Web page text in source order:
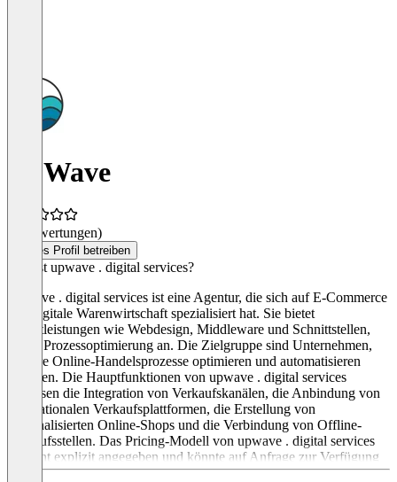
UpWave
(0 Bewertungen)
Dieses Profil betreiben
Was ist upwave . digital services?
Upwave . digital services ist eine Agentur, die sich auf E-Commerce
und digitale Warenwirtschaft spezialisiert hat. Sie bietet
Dienstleistungen wie Webdesign, Middleware und Schnittstellen,
sowie Prozessoptimierung an. Die Zielgruppe sind Unternehmen,
die ihre Online-Handelsprozesse optimieren und automatisieren
möchten. Die Hauptfunktionen von upwave . digital services
umfassen die Integration von Verkaufskanälen, die Anbindung von
internationalen Verkaufsplattformen, die Erstellung von
personalisierten Online-Shops und die Verbindung von Offline-
Verkaufsstellen. Das Pricing-Modell von upwave . digital services
ist nicht explizit angegeben und könnte auf Anfrage zur Verfügung
gestellt werden.